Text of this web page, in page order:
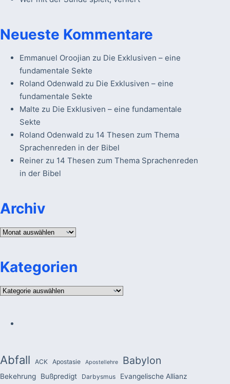
Neueste Kommentare
Emmanuel Oroojian zu Die Exklusiven – eine
fundamentale Sekte
Roland Odenwald zu Die Exklusiven – eine
fundamentale Sekte
Malte zu Die Exklusiven – eine fundamentale
Sekte
Roland Odenwald zu 14 Thesen zum Thema
Sprachenreden in der Bibel
Reinerzu 14 Thesen zum Thema Sprachenreden
in der Bibel
Archiv
Archiv
Kategorien
Kategorien
Abfall ACK Apostasie Apostellehre Babylon
Bekehrung Bußpredigt Darbysmus Evangelische Allianz